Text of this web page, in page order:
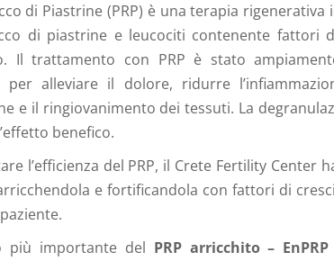
di Piastrine (PRP) è una terapia
di piastrine e leucociti contenente fattori
Il trattamento con PRP è stato
per alleviare il dolore, ridurre
e il ringiovanimento dei tessuti. La
benefico.
l’efficienza del PRP, il Crete Fertility
e fortificandola con fattori di
più importante del PRP arricchito – EnPRP